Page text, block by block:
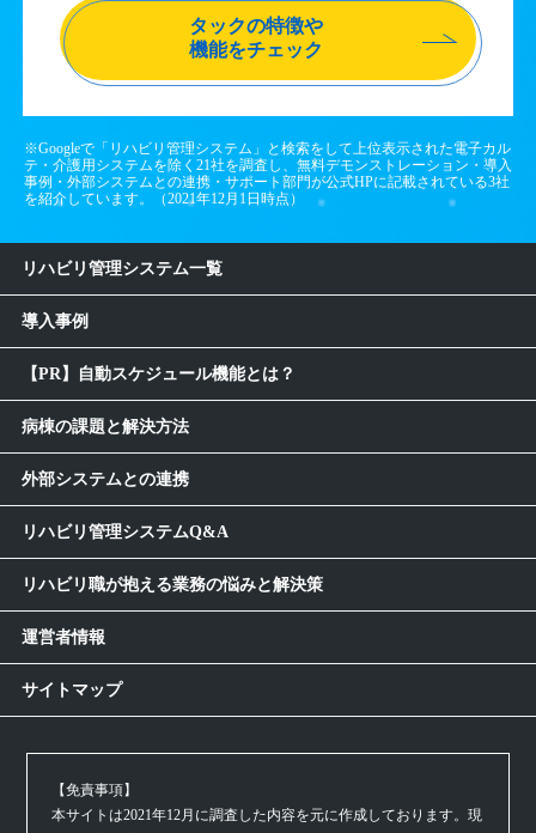
タックの特徴や
機能をチェック
※Googleで「リハビリ管理システム」と検索をして上位表示された電子カル
テ・介護用システムを除く21社を調査し、無料デモンストレーション・導入
事例・外部システムとの連携・サポート部門が公式HPに記載されている3社
を紹介しています。（2021年12月1日時点）
リハビリ管理システム一覧
導入事例
【PR】自動スケジュール機能とは？
病棟の課題と解決方法
外部システムとの連携
リハビリ管理システムQ&A
リハビリ職が抱える業務の悩みと解決策
運営者情報
サイトマップ
【免責事項】
本サイトは2021年12月に調査した内容を元に作成しております。現